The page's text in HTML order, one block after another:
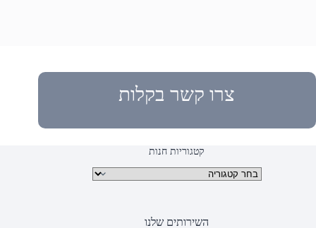
צרו קשר בקלות
קטגוריות חנות
קטגוריות מוצרים
השירותים שלנו